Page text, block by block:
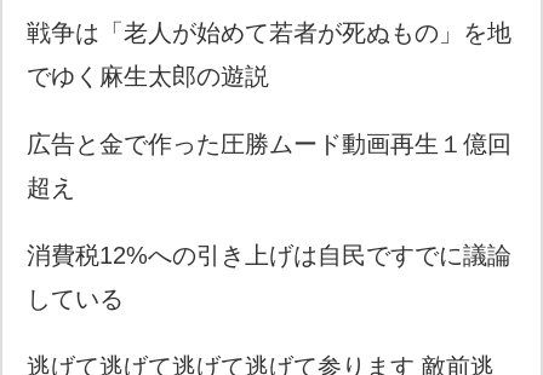
戦争は「老人が始めて若者が死ぬもの」を地
でゆく麻生太郎の遊説
広告と金で作った圧勝ムード動画再生１億回
超え
消費税12%への引き上げは自民ですでに議論
している
逃げて逃げて逃げて逃げて参ります 敵前逃